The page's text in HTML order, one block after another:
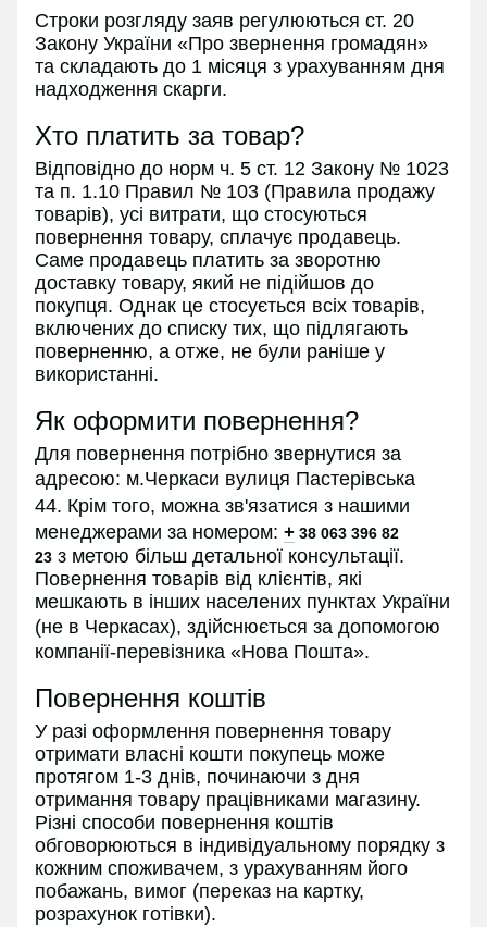
Строки розгляду заяв регулюються ст. 20
Закону України «Про звернення громадян»
та складають до 1 місяця з урахуванням дня
надходження скарги.
Хто платить за товар?
Відповідно до норм ч. 5 ст. 12 Закону № 1023
та п. 1.10 Правил № 103 (Правила продажу
товарів), усі витрати, що стосуються
повернення товару, сплачує продавець.
Саме продавець платить за зворотню
доставку товару, який не підійшов до
покупця. Однак це стосується всіх товарів,
включених до списку тих, що підлягають
поверненню, а отже, не були раніше у
використанні.
Як оформити повернення?
Для повернення потрібно звернутися за
адресою: м.Черкаси вулиця Пастерівська
44. Крім того, можна зв'язатися з нашими
менеджерами за номером: + 38 063 396 82
23 з метою більш детальної консультації.
Повернення товарів від клієнтів, які
мешкають в інших населених пунктах України
(не в Черкасах), здійснюється за допомогою
компанії-перевізника «Нова Пошта».
Повернення коштів
У разі оформлення повернення товару
отримати власні кошти покупець може
протягом 1-3 днів, починаючи з дня
отримання товару працівниками магазину.
Різні способи повернення коштів
обговорюються в індивідуальному порядку з
кожним споживачем, з урахуванням його
побажань, вимог (переказ на картку,
розрахунок готівки).